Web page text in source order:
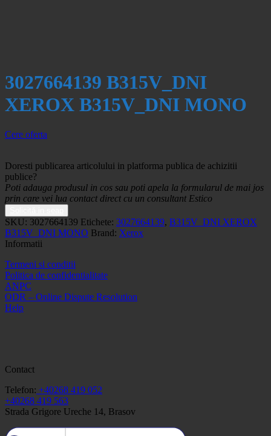
3027664139 B315V_DNI
XEROX B315V_DNI MONO
Cere oferta
Doresti publicarea articolului in platforma publica de achizitii
publice?
Poti adauga produsul in cos sau poti apela la formularul de mai jos
prin care vei lua contact direct cu un consultant Estico
SKU: 3027664139 Etichete: 3027664139, B315V_DNI XEROX
B315V_DNI MONO Brand: Xerox
Informatii
Termeni si conditii
Politica de confidentialitate
ANPC
ODR – Online Dispute Resolution
Help
Contact
Telefon: +40268 419 052
+40268 419 563
Strada Grigore Ureche 14, Brasov